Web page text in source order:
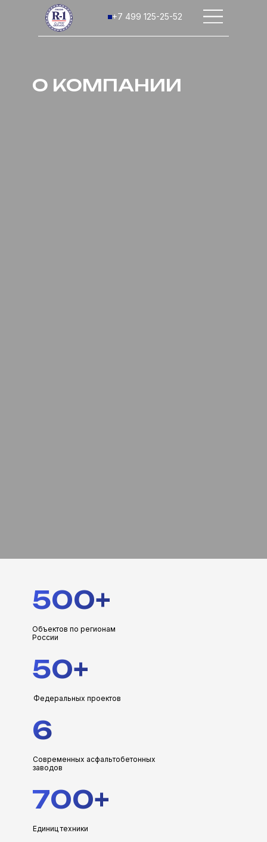
+7 499 125-25-52
О КОМПАНИИ
700+
Единиц техники
6
Современных асфальтобетонных
заводов
50+
Федеральных проектов
500+
Объектов по регионам
России